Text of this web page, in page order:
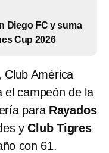
Diego FC y suma
Cup 2026
Club América
el campeón de la
para Rayados
y Club Tigres
con 61.